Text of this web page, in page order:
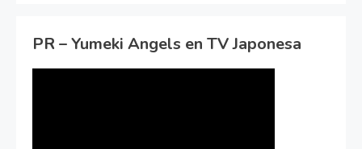
PR – Yumeki Angels en TV Japonesa